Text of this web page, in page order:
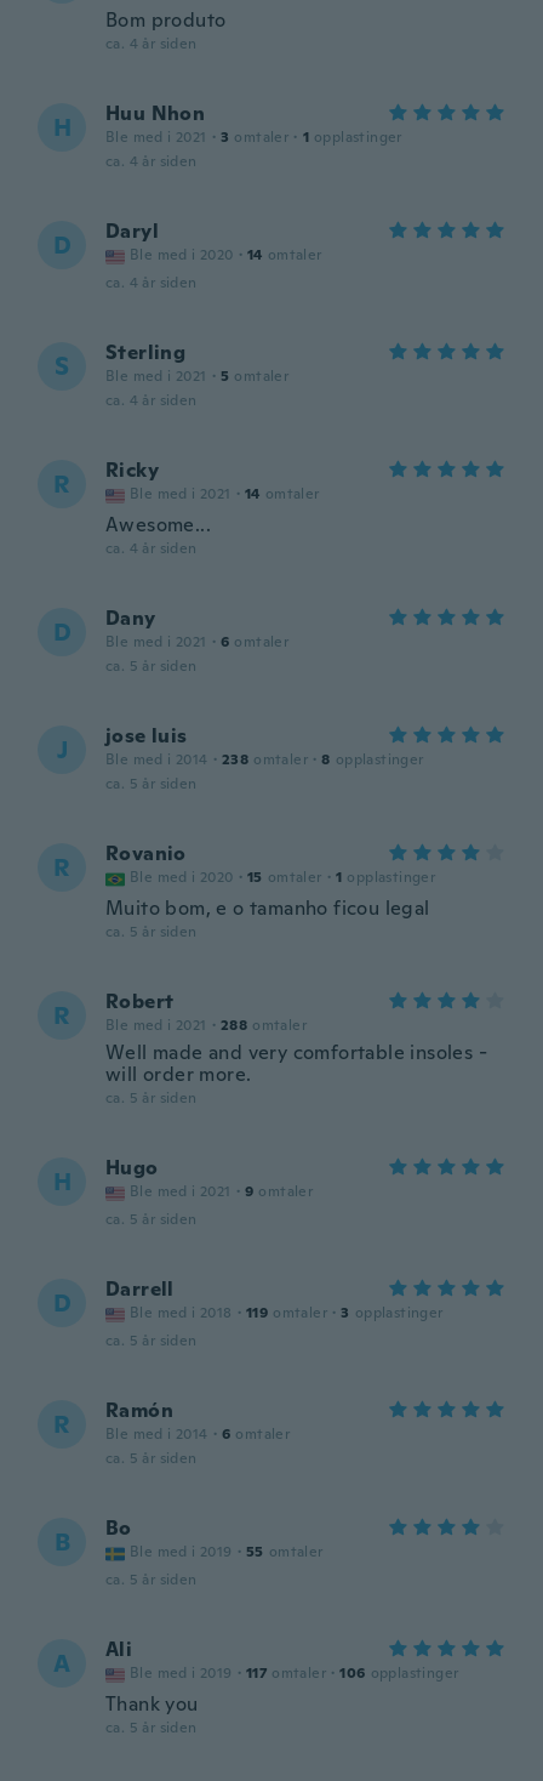
Bom produto
ca. 4 år siden
H Huu Nhon
Ble med i 2021 · 3 omtaler · 1 opplastinger
ca. 4 år siden
D Daryl
Ble med i 2020 · 14 omtaler
ca. 4 år siden
S Sterling
Ble med i 2021 · 5 omtaler
ca. 4 år siden
R Ricky
Ble med i 2021 · 14 omtaler
Awesome...
ca. 4 år siden
D Dany
Ble med i 2021 · 6 omtaler
ca. 5 år siden
J jose luis
Ble med i 2014 · 238 omtaler · 8 opplastinger
ca. 5 år siden
R Rovanio
Ble med i 2020 · 15 omtaler · 1 opplastinger
Muito bom, e o tamanho ficou legal
ca. 5 år siden
R Robert
Ble med i 2021 · 288 omtaler
Well made and very comfortable insoles -
will order more.
ca. 5 år siden
H Hugo
Ble med i 2021 · 9 omtaler
ca. 5 år siden
D Darrell
Ble med i 2018 · 119 omtaler · 3 opplastinger
ca. 5 år siden
R Ramón
Ble med i 2014 · 6 omtaler
ca. 5 år siden
B Bo
Ble med i 2019 · 55 omtaler
ca. 5 år siden
A Ali
Ble med i 2019 · 117 omtaler · 106 opplastinger
Thank you
ca. 5 år siden